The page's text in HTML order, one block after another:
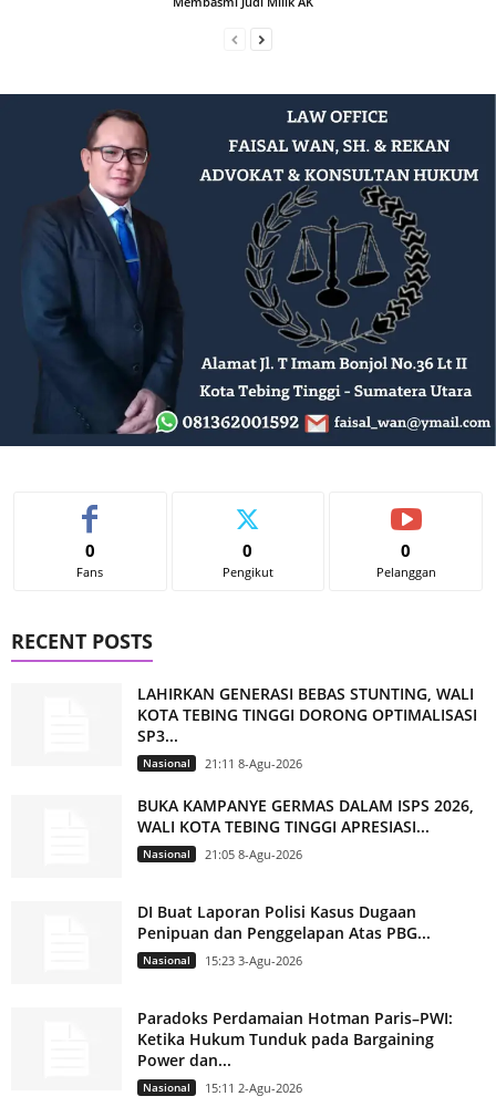
0
Fans
0
Pengikut
0
Pelanggan
RECENT POSTS
LAHIRKAN GENERASI BEBAS STUNTING, WALI
KOTA TEBING TINGGI DORONG OPTIMALISASI
SP3...
Nasional 21:11 8-Agu-2026
BUKA KAMPANYE GERMAS DALAM ISPS 2026,
WALI KOTA TEBING TINGGI APRESIASI...
Nasional 21:05 8-Agu-2026
DI Buat Laporan Polisi Kasus Dugaan
Penipuan dan Penggelapan Atas PBG...
Nasional 15:23 3-Agu-2026
Paradoks Perdamaian Hotman Paris–PWI:
Ketika Hukum Tunduk pada Bargaining
Power dan...
Nasional 15:11 2-Agu-2026